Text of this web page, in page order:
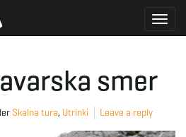
smer
Skalna tura, Utrinki Leave a reply